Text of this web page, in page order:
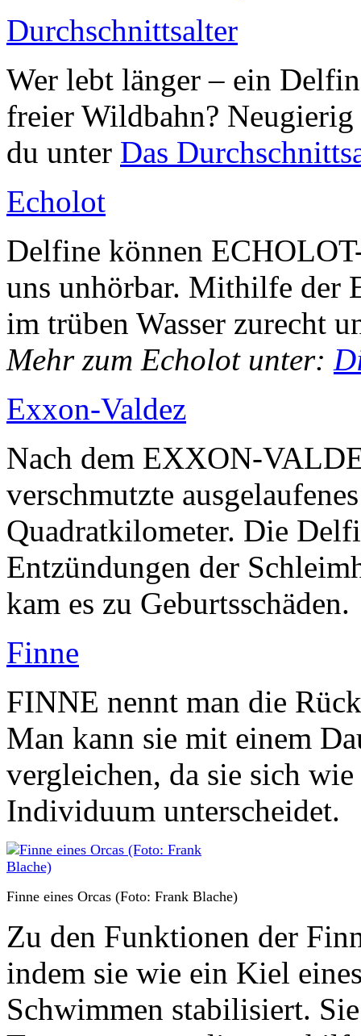
Durchschnittsalter
Wer lebt länger – ein
freier Wildbahn?
du unter Das
Echolot
Delfine können
uns unhörbar. Mithilfe der
im trüben Wasser zurecht
Mehr zum Echolot unter:
Exxon-Valdez
Nach dem EXXON-
verschmutzte
Quadratkilometer. Die
Entzündungen der
kam es zu Geburtsschäden.
Finne
FINNE nennt man die
Man kann sie mit einem
vergleichen, da sie sich
Individuum unterscheidet.
Finne eines Orcas (Foto: Frank Blache)
Zu den Funktionen der
indem sie wie ein Kiel
Schwimmen stabilisiert.